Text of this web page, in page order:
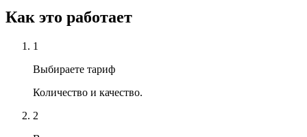
Как это работает
1
Выбираете тариф
Количество и качество.
2